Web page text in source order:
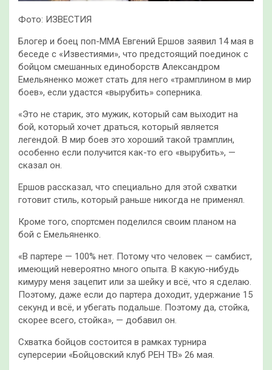
Фото: ИЗВЕСТИЯ
Блогер и боец поп-ММА Евгений Ершов заявил 14 мая в
беседе с «Известиями», что предстоящий поединок с
бойцом смешанных единоборств Александром
Емельяненко может стать для него «трамплином в мир
боев», если удастся «вырубить» соперника.
«Это не старик, это мужик, который сам выходит на
бой, который хочет драться, который является
легендой. В мир боев это хороший такой трамплин,
особенно если получится как-то его «вырубить», —
сказал он.
Ершов рассказал, что специально для этой схватки
готовит стиль, который раньше никогда не применял.
Кроме того, спортсмен поделился своим планом на
бой с Емельяненко.
«В партере — 100% нет. Потому что человек — самбист,
имеющий невероятно много опыта. В какую-нибудь
кимуру меня зацепит или за шейку и всё, что я сделаю.
Поэтому, даже если до партера доходит, удержание 15
секунд и всё, и убегать подальше. Поэтому да, стойка,
скорее всего, стойка», — добавил он.
Схватка бойцов состоится в рамках турнира
суперсерии «Бойцовский клуб РЕН ТВ» 26 мая.